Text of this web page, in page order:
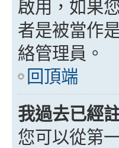
啟用，如果
者是被當作
絡管理員。
回頂端
我過去已經
您可以從第